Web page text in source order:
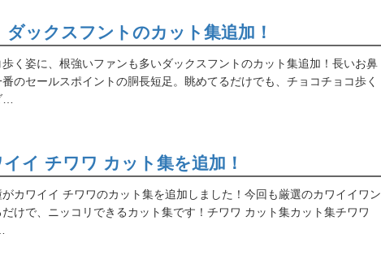
ックスフントのカット集追加！
く姿に、根強いファンも多いダックスフントのカット集追加！長いお鼻
のセールスポイントの胴長短足。眺めてるだけでも、チョコチョコ歩く
…
イ チワワ カット集を追加！
カワイイ チワワのカット集を追加しました！今回も厳選のカワイイワン
けで、ニッコリできるカット集です！チワワ カット集カット集チワワ